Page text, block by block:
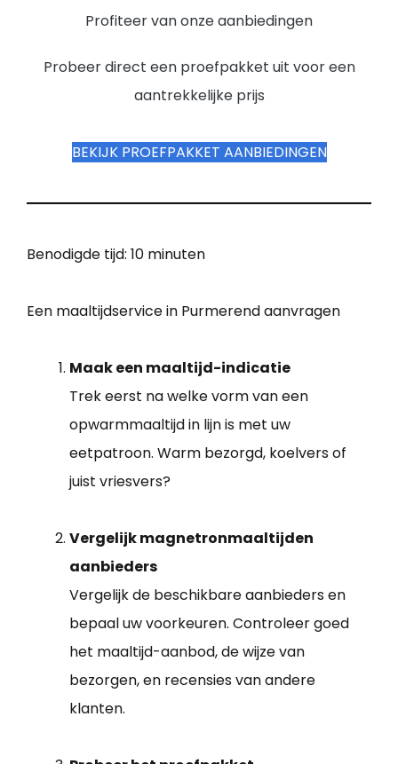
Profiteer van onze aanbiedingen
Probeer direct een proefpakket uit voor een
aantrekkelijke prijs
BEKIJK PROEFPAKKET AANBIEDINGEN
Benodigde tijd: 10 minuten
Een maaltijdservice in Purmerend aanvragen
Maak een maaltijd-indicatie
Trek eerst na welke vorm van een
opwarmmaaltijd in lijn is met uw
eetpatroon. Warm bezorgd, koelvers of
juist vriesvers?
Vergelijk magnetronmaaltijden
aanbieders
Vergelijk de beschikbare aanbieders en
bepaal uw voorkeuren. Controleer goed
het maaltijd-aanbod, de wijze van
bezorgen, en recensies van andere
klanten.